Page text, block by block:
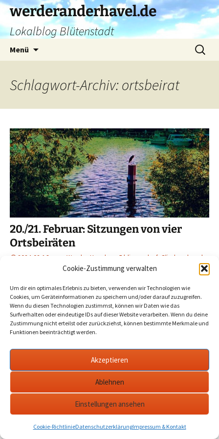
Cookie-Zustimmung verwalten
Um dir ein optimales Erlebnis zu bieten, verwenden wir Technologien wie
Cookies, um Geräteinformationen zu speichern und/oder darauf zuzugreifen.
Wenn du diesen Technologien zustimmst, können wir Daten wie das
Surfverhalten oder eindeutige IDs auf dieser Website verarbeiten. Wenn du deine
Zustimmung nicht erteilst oder zurückziehst, können bestimmte Merkmale und
Funktionen beeinträchtigt werden.
Akzeptieren
Ablehnen
Einstellungen ansehen
Cookie-RichtlinieDatenschutzerklärungImpressum & Kontakt
Zum
Inhalt
springen
werderanderhavel.de
Lokalblog Blütenstadt
Menü
Suchen
nach:
Schlagwort-Archiv: ortsbeirat
20./21. Februar: Sitzungen von vier
Ortsbeiräten
2024-02-16 Werder Havel bliesendorf, Glindow havel
ortsbeirat,Töplitz,werder
Am 20. und 21. tagen in der Blütenstadt einige Ortsbeiräte.
Dran sind diesmal Kemnitz, Bliesendorf, Töplitz und
Glindow.…mehr
Datenschutzerklärung werderanderhavel.de